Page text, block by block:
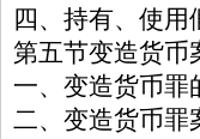
四、持有、使用
第五节变造货币
一、变造货币罪
二、变造货币罪